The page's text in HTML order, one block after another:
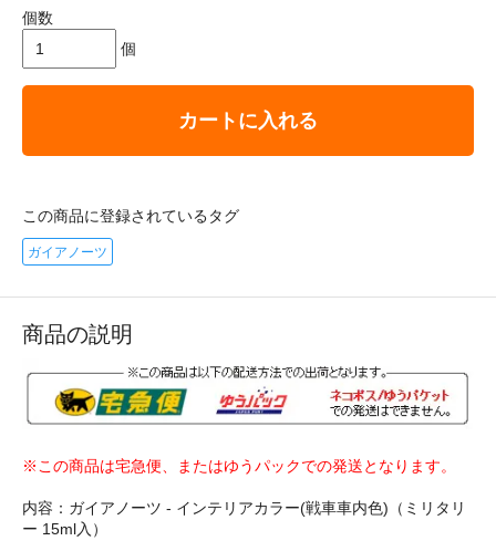
個数
個
カートに入れる
この商品に登録されているタグ
ガイアノーツ
商品の説明
※この商品は宅急便、またはゆうパックでの発送となります。
内容：ガイアノーツ - インテリアカラー(戦車車内色)（ミリタリ
ー 15ml入）